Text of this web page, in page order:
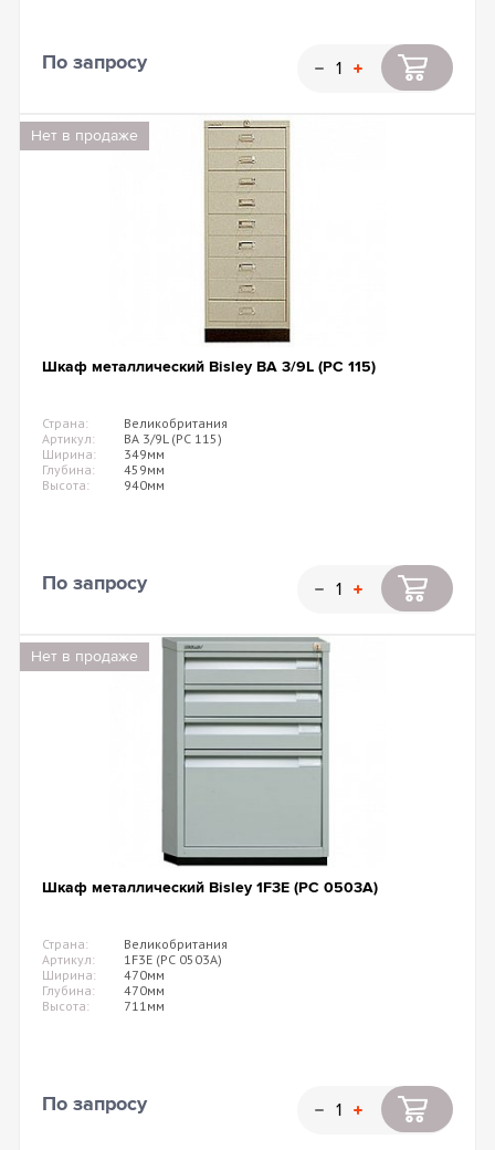
По запросу
Нет в продаже
Шкаф металлический Bisley BA 3/9L (PC 115)
Страна:
Великобритания
Артикул:
BA 3/9L (PC 115)
Ширина:
349мм
Глубина:
459мм
Высота:
940мм
По запросу
Нет в продаже
Шкаф металлический Bisley 1F3E (PC 0503A)
Страна:
Великобритания
Артикул:
1F3E (PC 0503A)
Ширина:
470мм
Глубина:
470мм
Высота:
711мм
По запросу